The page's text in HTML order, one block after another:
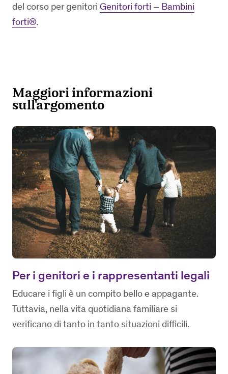
del corso per genitori Genitori forti – Bambini
forti®.
Maggiori informazioni
sull'argomento
Per i genitori e i rappresentanti legali
Educare i figli è un compito bello e appagante.
Tuttavia, nella vita quotidiana familiare si
verificano di tanto in tanto situazioni difficili.